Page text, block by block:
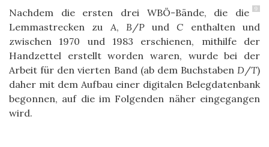
9
Nachdem die ersten drei WBÖ-Bände, die die
Lemmastrecken zu A, B /PundC enthalten und
zwischen 1970 und 1983 erschienen, mithilfe der
Handzettel erstellt worden waren, wurde bei der
Arbeit für den vierten Band (ab dem Buchstaben D /T)
daher mit dem Aufbau einer digitalen Belegdatenbank
begonnen, auf die im Folgenden näher eingegangen
wird.